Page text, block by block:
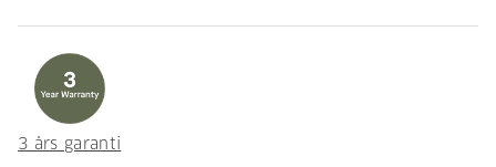
3 års garanti